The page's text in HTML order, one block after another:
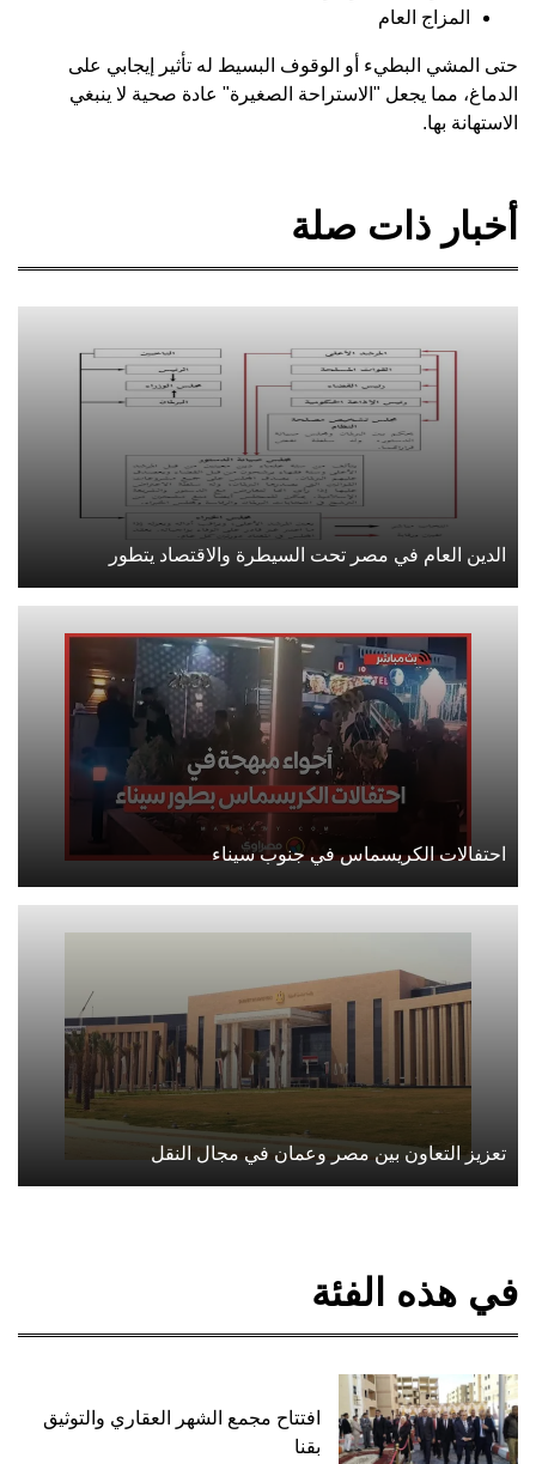
المزاج العام
حتى المشي البطيء أو الوقوف البسيط له تأثير إيجابي على
الدماغ، مما يجعل "الاستراحة الصغيرة" عادة صحية لا ينبغي
الاستهانة بها.
أخبار ذات صلة
الدين العام في مصر تحت السيطرة والاقتصاد يتطور
احتفالات الكريسماس في جنوب سيناء
تعزيز التعاون بين مصر وعمان في مجال النقل
في هذه الفئة
افتتاح مجمع الشهر العقاري والتوثيق
بقنا